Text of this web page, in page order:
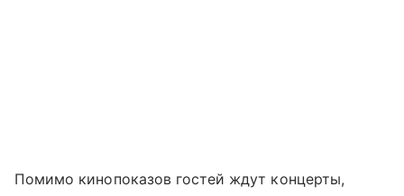
Помимо кинопоказов гостей ждут концерты,